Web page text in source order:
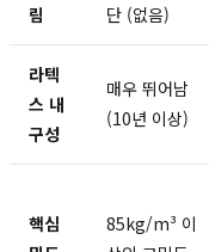
림
단 (없음)
라텍
스 내
구성
매우 뛰어남
(10년 이상)
핵심
85kg/m³ 이